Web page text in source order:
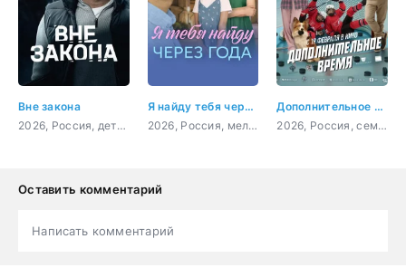
Вне закона
2026, Россия, детектив, боевик, криминал, драма
Я найду тебя через года
2026, Россия, мелодрама
Дополнительное время
2026, Россия, семейный, приключения, спорт, фантастика
Оставить комментарий
Написать комментарий